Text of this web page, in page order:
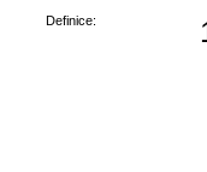
Definice: